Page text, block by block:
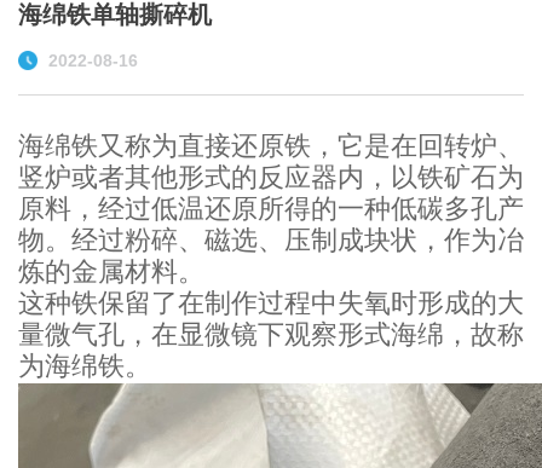
海绵铁单轴撕碎机
2022-08-16
海绵铁又称为直接还原铁，它是在回转炉、
竖炉或者其他形式的反应器内，以铁矿石为
原料，经过低温还原所得的一种低碳多孔产
物。经过粉碎、磁选、压制成块状，作为冶
炼的金属材料。
这种铁保留了在制作过程中失氧时形成的大
量微气孔，在显微镜下观察形式海绵，故称
为海绵铁。